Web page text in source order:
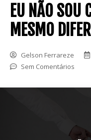
EU NÃO SOU
MESMO
Gelson Ferrareze
Sem Comentários